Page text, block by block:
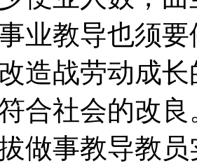
业教导也须
造战劳动成
合社会的改
做事教导教